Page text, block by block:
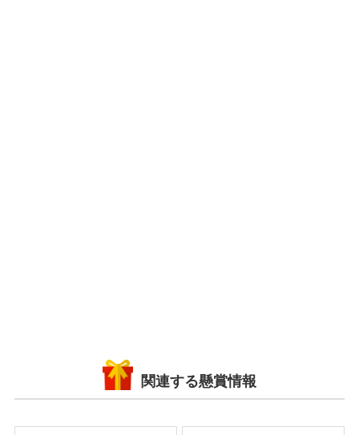
関連する懸賞情報